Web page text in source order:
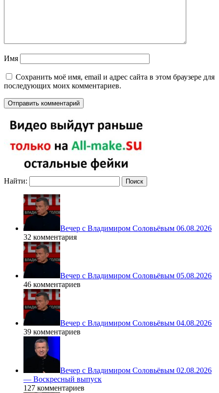
Имя
Сохранить моё имя, email и адрес сайта в этом браузере для
последующих моих комментариев.
Найти:
Вечер с Владимиром Соловьёвым 06.08.2026
32 комментария
Вечер с Владимиром Соловьёвым 05.08.2026
46 комментариев
Вечер с Владимиром Соловьёвым 04.08.2026
39 комментариев
Вечер с Владимиром Соловьёвым 02.08.2026
— Воскресный выпуск
127 комментариев